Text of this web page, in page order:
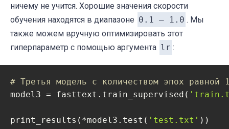
ничему не учится. Хорошие значения скорости
обучения находятся в диапазоне 0.1 – 1.0 . Мы
также можем вручную оптимизировать этот
гиперпараметр с помощью аргумента lr :
# Третья модель с количеством эпох равной
model3 = fasttext.train_supervised(
print_results(*model3.test( 'test.txt' ))